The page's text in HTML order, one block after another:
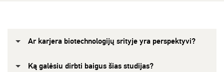
Ar karjera biotechnologijų srityje yra perspektyvi?
Ką galėsiu dirbti baigus šias studijas?